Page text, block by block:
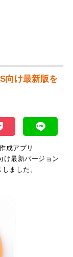
向け最新版を
成アプリ
最新バージョン
ました。